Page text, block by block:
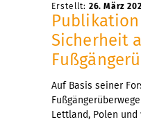
Erstellt: 26. März
Sicherheit
Auf Basis seiner
Lettland, Polen